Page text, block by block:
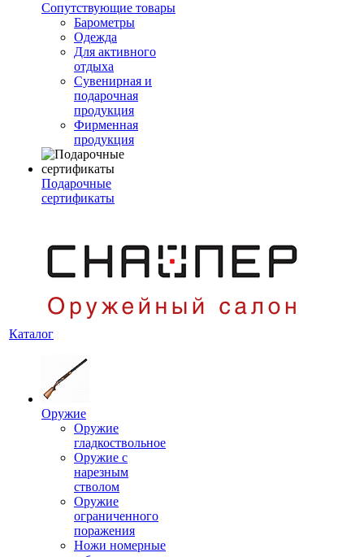
Сопутствующие товары
Барометры
Одежда
Для активного
отдыха
Сувенирная и
подарочная
продукция
Фирменная
продукция
Подарочные
сертификаты
Каталог
Оружие
Оружие
гладкоствольное
Оружие с
нарезным
стволом
Оружие
ограниченного
поражения
Ножи номерные